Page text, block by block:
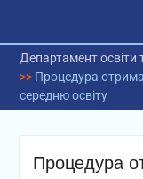
Департамент освіти
>> Процедура
середню освіту
Процедура